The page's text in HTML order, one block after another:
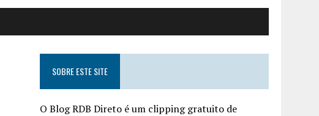
SOBRE ESTE SITE
O Blog RDB Direto é um clipping gratuito de